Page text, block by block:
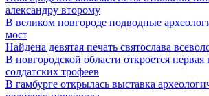
александру второму
В великом новгороде подводные
мост
Найдена девятая печать святослава
В новгородской области откроется первая
солдатских трофеев
В гамбурге открылась выставка